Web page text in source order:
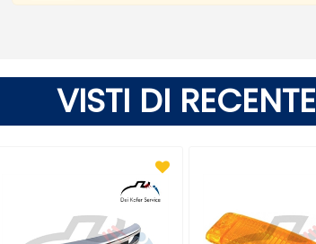
VISTI DI RECENTE